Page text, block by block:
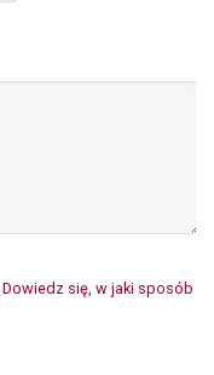
Dowiedz się, w jaki sposób